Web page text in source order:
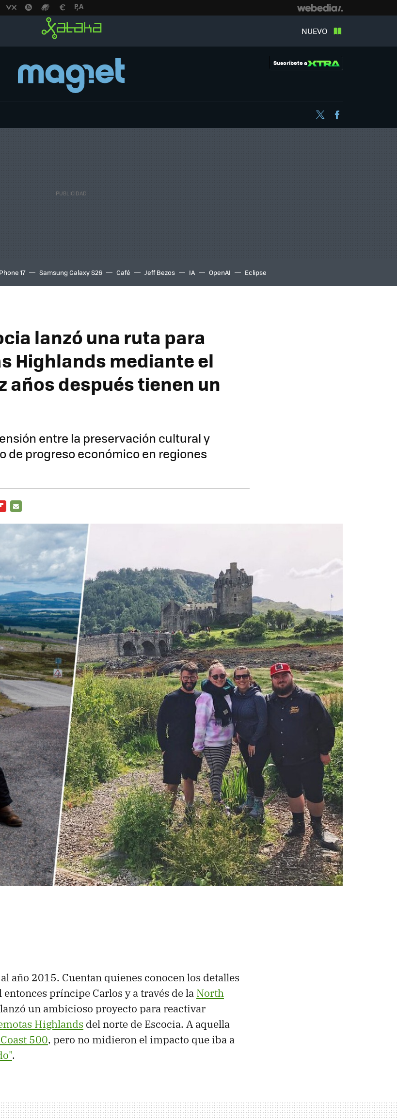
NUEVO
Suscríbete a
Twitter
17 Samsung Galaxy S26 Café Jeff Bezos IA OpenAI Eclipse
lanzó una ruta para
Highlands mediante el
años después tienen un
entre la preservación cultural y
de progreso económico en regiones
año 2015. Cuentan quienes conocen los detalles
príncipe Carlos y a través de la North
un ambicioso proyecto para reactivar
Highlands del norte de Escocia. A aquella
500, pero no midieron el impacto que iba a
.